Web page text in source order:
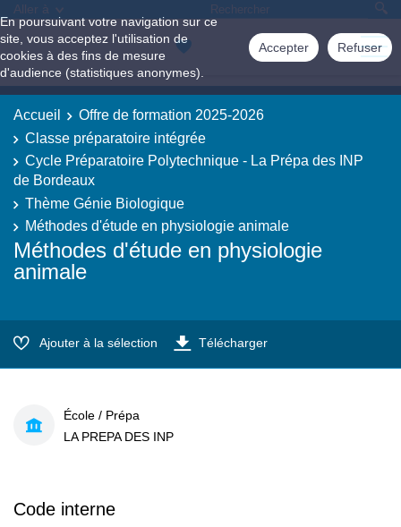
En poursuivant votre navigation sur ce
site, vous acceptez l'utilisation de
cookies à des fins de mesure
d'audience (statistiques anonymes).
Accepter Refuser
Aller à
Accueil
Offre de formation 2025-2026
Classe préparatoire intégrée
Cycle Préparatoire Polytechnique - La Prépa des INP
de Bordeaux
Thème Génie Biologique
Méthodes d'étude en physiologie animale
Méthodes d'étude en physiologie
animale
Ajouter à la sélection Télécharger
École / Prépa
LA PREPA DES INP
Code interne